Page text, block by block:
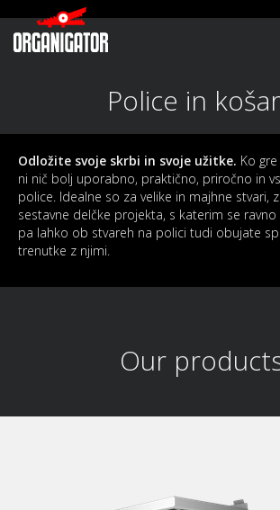
Police in
Odložite svoje skrbi in svoje užitke. Ko
ni nič bolj uporabno, praktično, priročno in
police. Idealne so za velike in majhne stvari,
sestavne delčke projekta, s katerim se ravno
pa lahko ob stvareh na polici tudi obujate
trenutke z njimi.
Our